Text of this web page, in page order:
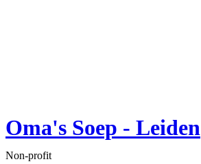
Oma's Soep - Leiden
Non-profit